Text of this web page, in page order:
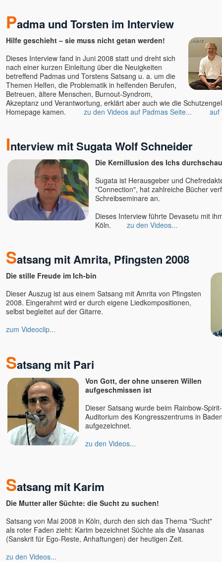
Rick Linchitz †
Roland und Ludmilla /
Romen Banerjee
Romeo Kovcin
Roland Engert
Ronny
Ruth Parama
Sabina Witzel
Sabine Kroiß
Samarpan-Meditation
Samuel Hassan Hanna
Sascha A. Jaksic
Sathya Jens Marionette
Shiva
Shivkrupanand Swami, Shree
Shubhraji
Sinchota
Sophia
Sri Vast
Stefan Hiene
Steffen Lohrer
Subhash
Suprya Gina
Svagat u. Yatro
Sven Sein
Tara
Thomas Herz
Thomas Karow
Thomas Mariam Sura u.
Teresa Sura
Tim Taxis
Tobias
Tony Parsons
Padma und Torsten im Interview
Hilfe geschieht – sie muss nicht getan werden!
Dieses Interview fand in Juni 2008 statt und dreht sich
nach einer kurzen Einleitung über die Neuigkeiten
betreffend Padmas und Torstens Satsang u. a. um die
Themen Helfen, die Problematik in helfenden Berufen,
Betreuen, ältere Menschen, Burnout-Syndrom,
Akzeptanz und Verantwortung, erklärt aber auch wie die
Homepage kamen. zu den Videos auf Padmas Seite... auf
Interview mit Sugata Wolf Schneider
Die Kernillusion des Ichs
Sugata ist Herausgeber und
"Connection", hat zahlreiche Bücher
Schreibseminare an.
Dieses Interview führte Devasetu mit
Köln. zu den Videos...
Satsang mit Amrita, Pfingsten 2008
Die stille Freude im Ich-bin
Dieser Auszug ist aus einem Satsang mit Amrita von Pfingsten
2008. Eingerahmt wird er durch eigene Liedkompositionen,
selbst begleitet auf der Gitarre.
zum Videoclip...
Satsang mit Pari
Von Gott, der ohne unseren Willen
aufgeschmissen ist
Dieser Satsang wurde beim Rainbow-
Auditorium des Kongresszentrums in
aufgezeichnet.
zu den Videos...
Satsang mit Karim
Die Mutter aller Süchte: die Sucht zu suchen!
Satsang von Mai 2008 in Köln, durch den sich das Thema "Sucht"
als roter Faden zieht: Karim bezeichnet Süchte als die Vasanas
(Sanskrit für Ego-Reste, Anhaftungen) der heutigen Zeit.
zu den Videos...